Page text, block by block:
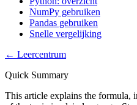
NumPy gebruiken
Pandas gebruiken
Snelle vergelijking
← Leercentrum
Quick Summary
This article explains the formula,